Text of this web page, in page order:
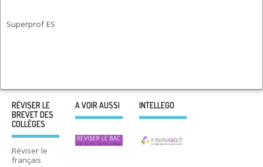
Superprof ES
RÉVISER LE
BREVET DES
COLLÈGES
Réviser le
français
A VOIR AUSSI INTELLEGO